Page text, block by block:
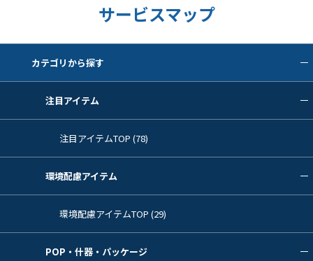
サービスマップ
カテゴリから探す
注目アイテム
注目アイテムTOP (78)
環境配慮アイテム
環境配慮アイテムTOP (29)
POP・什器・パッケージ